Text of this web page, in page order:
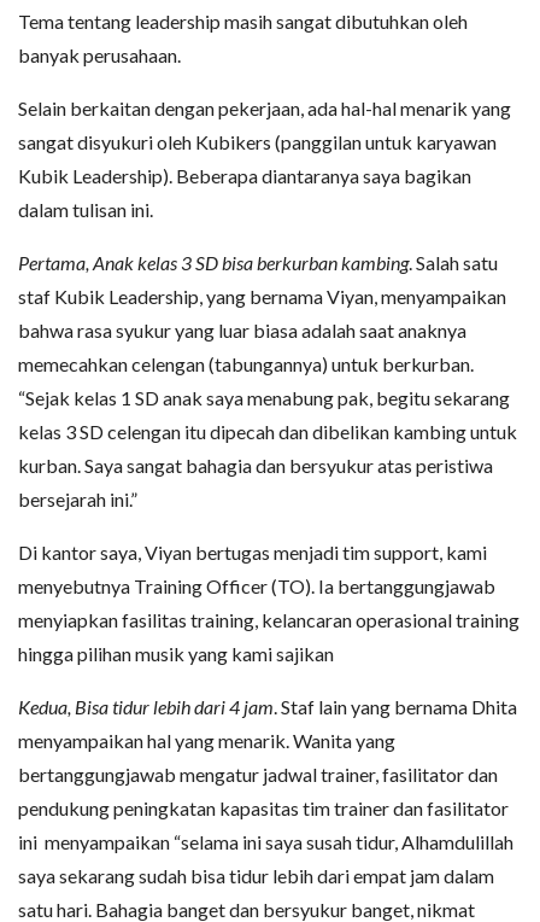
Tema tentang leadership masih sangat dibutuhkan oleh
banyak perusahaan.
Selain berkaitan dengan pekerjaan, ada hal-hal menarik yang
sangat disyukuri oleh Kubikers (panggilan untuk karyawan
Kubik Leadership). Beberapa diantaranya saya bagikan
dalam tulisan ini.
Pertama, Anak kelas 3 SD bisa berkurban kambing. Salah satu
staf Kubik Leadership, yang bernama Viyan, menyampaikan
bahwa rasa syukur yang luar biasa adalah saat anaknya
memecahkan celengan (tabungannya) untuk berkurban.
“Sejak kelas 1 SD anak saya menabung pak, begitu sekarang
kelas 3 SD celengan itu dipecah dan dibelikan kambing untuk
kurban. Saya sangat bahagia dan bersyukur atas peristiwa
bersejarah ini.”
Di kantor saya, Viyan bertugas menjadi tim support, kami
menyebutnya Training Officer (TO). Ia bertanggungjawab
menyiapkan fasilitas training, kelancaran operasional training
hingga pilihan musik yang kami sajikan
Kedua, Bisa tidur lebih dari 4 jam . Staf lain yang bernama Dhita
menyampaikan hal yang menarik. Wanita yang
bertanggungjawab mengatur jadwal trainer, fasilitator dan
pendukung peningkatan kapasitas tim trainer dan fasilitator
ini menyampaikan “selama ini saya susah tidur, Alhamdulillah
saya sekarang sudah bisa tidur lebih dari empat jam dalam
satu hari. Bahagia banget dan bersyukur banget, nikmat